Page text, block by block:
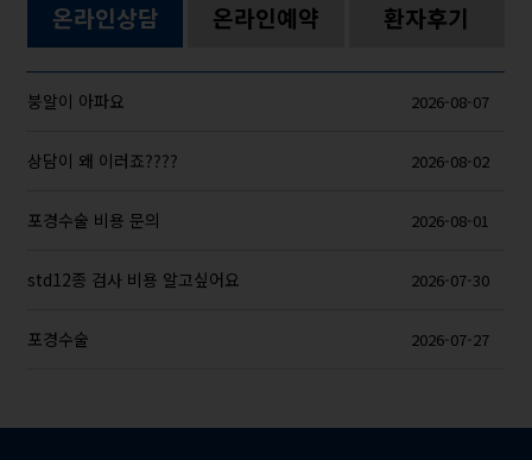
온라인상담 온라인예약 환자후기
붕알이 아파요 2026-08-07
상담이 왜 이러죠???? 2026-08-02
포경수술 비용 문의 2026-08-01
std12종 검사 비용 알고싶어요 2026-07-30
포경수술 2026-07-27